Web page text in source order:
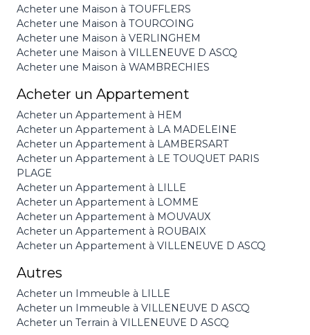
Acheter une Maison à TOUFFLERS
Acheter une Maison à TOURCOING
Acheter une Maison à VERLINGHEM
Acheter une Maison à VILLENEUVE D ASCQ
Acheter une Maison à WAMBRECHIES
Acheter un Appartement
Acheter un Appartement à HEM
Acheter un Appartement à LA MADELEINE
Acheter un Appartement à LAMBERSART
Acheter un Appartement à LE TOUQUET PARIS
PLAGE
Acheter un Appartement à LILLE
Acheter un Appartement à LOMME
Acheter un Appartement à MOUVAUX
Acheter un Appartement à ROUBAIX
Acheter un Appartement à VILLENEUVE D ASCQ
Autres
Acheter un Immeuble à LILLE
Acheter un Immeuble à VILLENEUVE D ASCQ
Acheter un Terrain à VILLENEUVE D ASCQ